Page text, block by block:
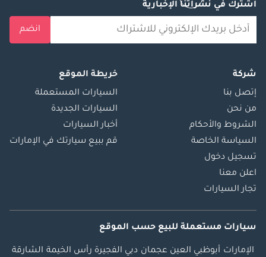
اشترك في نشراتنا الإخبارية
انضم
شركة
إتصل بنا
من نحن
الشروط والأحكام
السياسة الخاصة
تسجيل دخول
اعلن معنا
تجار السيارات
خريطة الموقع
السيارات المستعملة
السيارات الجديدة
أخبار السيارات
قم ببيع سيارتك في الإمارات
سيارات مستعملة للبيع حسب الموقع
الإمارات أبوظبي العين عجمان دبي الفجيرة رأس الخيمة الشارقة